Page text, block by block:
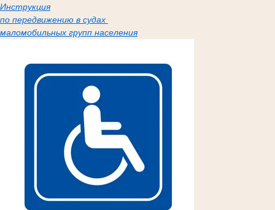
Инструкция
по передвижению в судах
маломобильных групп населения